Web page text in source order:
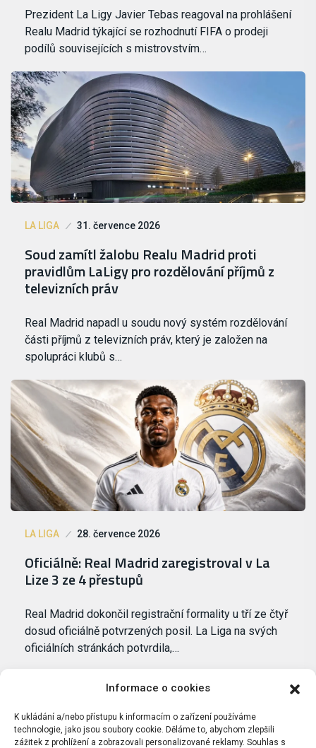
Informace o cookies
K ukládání a/nebo přístupu k informacím o zařízení používáme
technologie, jako jsou soubory cookie. Děláme to, abychom zlepšili
zážitek z prohlížení a zobrazovali personalizované reklamy. Souhlas s
Prezident La Ligy Javier Tebas reagoval na prohlášení
Realu Madrid týkající se rozhodnutí FIFA o prodeji
podílů souvisejících s mistrovstvím…
LA LIGA 31. července 2026
Soud zamítl žalobu Realu Madrid proti
pravidlům LaLigy pro rozdělování příjmů z
televizních práv
Real Madrid napadl u soudu nový systém rozdělování
části příjmů z televizních práv, který je založen na
spolupráci klubů s…
LA LIGA 28. července 2026
Oficiálně: Real Madrid zaregistroval v La
Lize 3 ze 4 přestupů
Real Madrid dokončil registrační formality u tří ze čtyř
dosud oficiálně potvrzených posil. La Liga na svých
oficiálních stránkách potvrdila,…